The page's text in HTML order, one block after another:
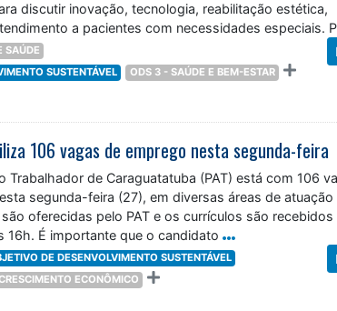
discutir inovação, tecnologia, reabilitação estética,
a pacientes com necessidades especiais.
SAÚDE
SUSTENTÁVEL
ODS 3 - SAÚDE E BEM-ESTAR
106 vagas de emprego nesta segunda-feira
Trabalhador de Caraguatatuba (PAT) está com 106
segunda-feira (27), em diversas áreas de atuação
oferecidas pelo PAT e os currículos são recebidos
16h. É importante que o candidato
DE DESENVOLVIMENTO SUSTENTÁVEL
ECONÔMICO